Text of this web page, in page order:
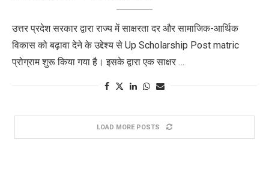
उत्तर प्रदेश सरकार द्वारा राज्य में साक्षरता दर और सामाजिक-आर्थिक
विकास को बढ़ावा देने के उद्देश्य से Up Scholarship Post matric
प्रोग्राम शुरू किया गया है। इसके द्वारा एक साक्षर …
LOAD MORE POSTS